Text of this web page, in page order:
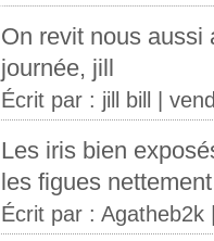
On revit nous aussi
journée, jill
Écrit par : jill bill |
Les iris bien
les figues
Écrit par : Agatheb2k